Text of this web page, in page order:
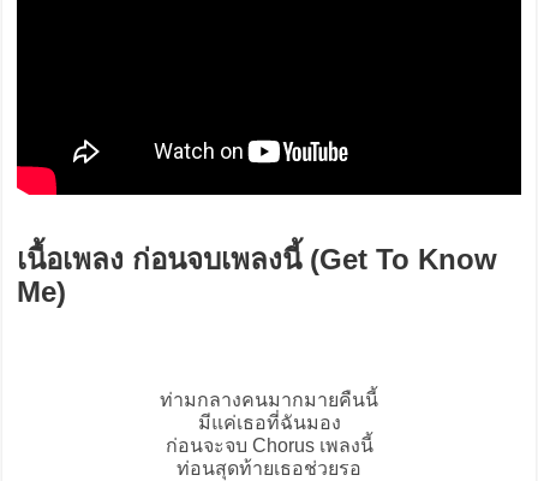
เนื้อเพลง ก่อนจบเพลงนี้ (Get To Know
Me)
ท่ามกลางคนมากมายคืนนี้
มีแค่เธอที่ฉันมอง
ก่อนจะจบ Chorus เพลงนี้
ท่อนสุดท้ายเธอช่วยรอ